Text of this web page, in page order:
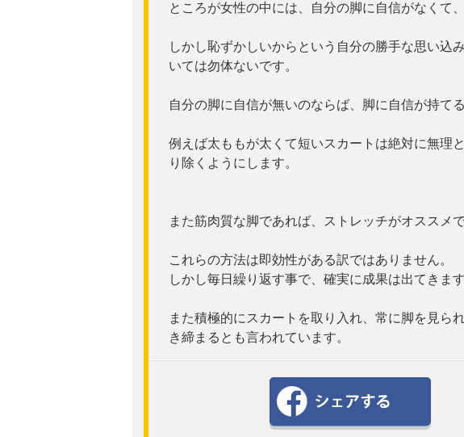
ところが女性の中には、自分の脚に自信がなくて
しかし恥ずかしいからという自分の勝手な思い込
いては勿体ないです。
自分の脚に自信が無いのならば、脚に自信が持て
例えば太ももが太くて短いスカートは絶対に無理
り除くようにします。
また筋肉質な脚であれば、ストレッチがオススメで
これらの方法は即効性がある訳ではありません。
しかし毎日繰り返す事で、確実に成果は出てきます
また積極的にスカートを取り入れ、常に脚を見ら
き締まるとも言われています。